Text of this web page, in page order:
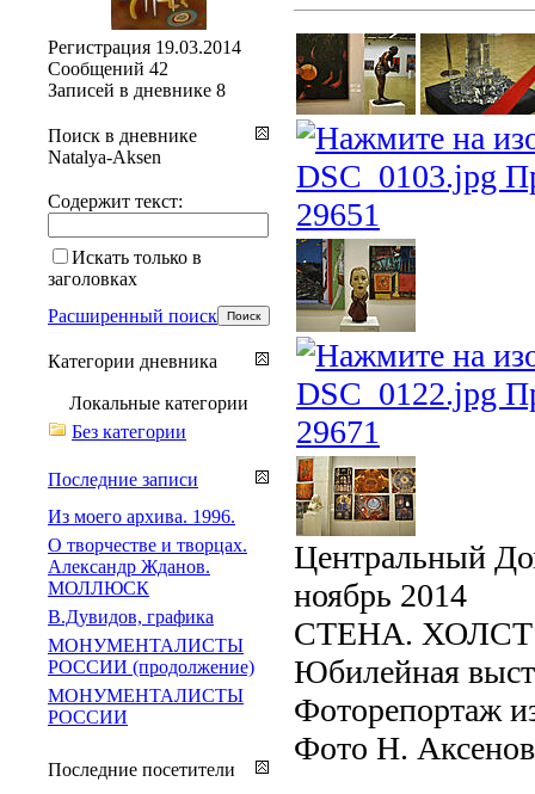
Центральный
ноябрь 2014
СТЕНА. ХОЛСТ
Юбилейная
Фоторепортаж
Фото Н.
Регистрация 19.03.2014
Сообщений 42
Записей в дневнике 8
Поиск в дневнике
Natalya-Aksen
Содержит текст:
Искать только в
заголовках
Расширенный поиск
Категории дневника
Локальные категории
Без категории
Последние записи
Из моего архива. 1996.
О творчестве и творцах.
Александр Жданов.
МОЛЛЮСК
В.Дувидов, графика
МОНУМЕНТАЛИСТЫ
РОССИИ (продолжение)
МОНУМЕНТАЛИСТЫ
РОССИИ
Последние посетители